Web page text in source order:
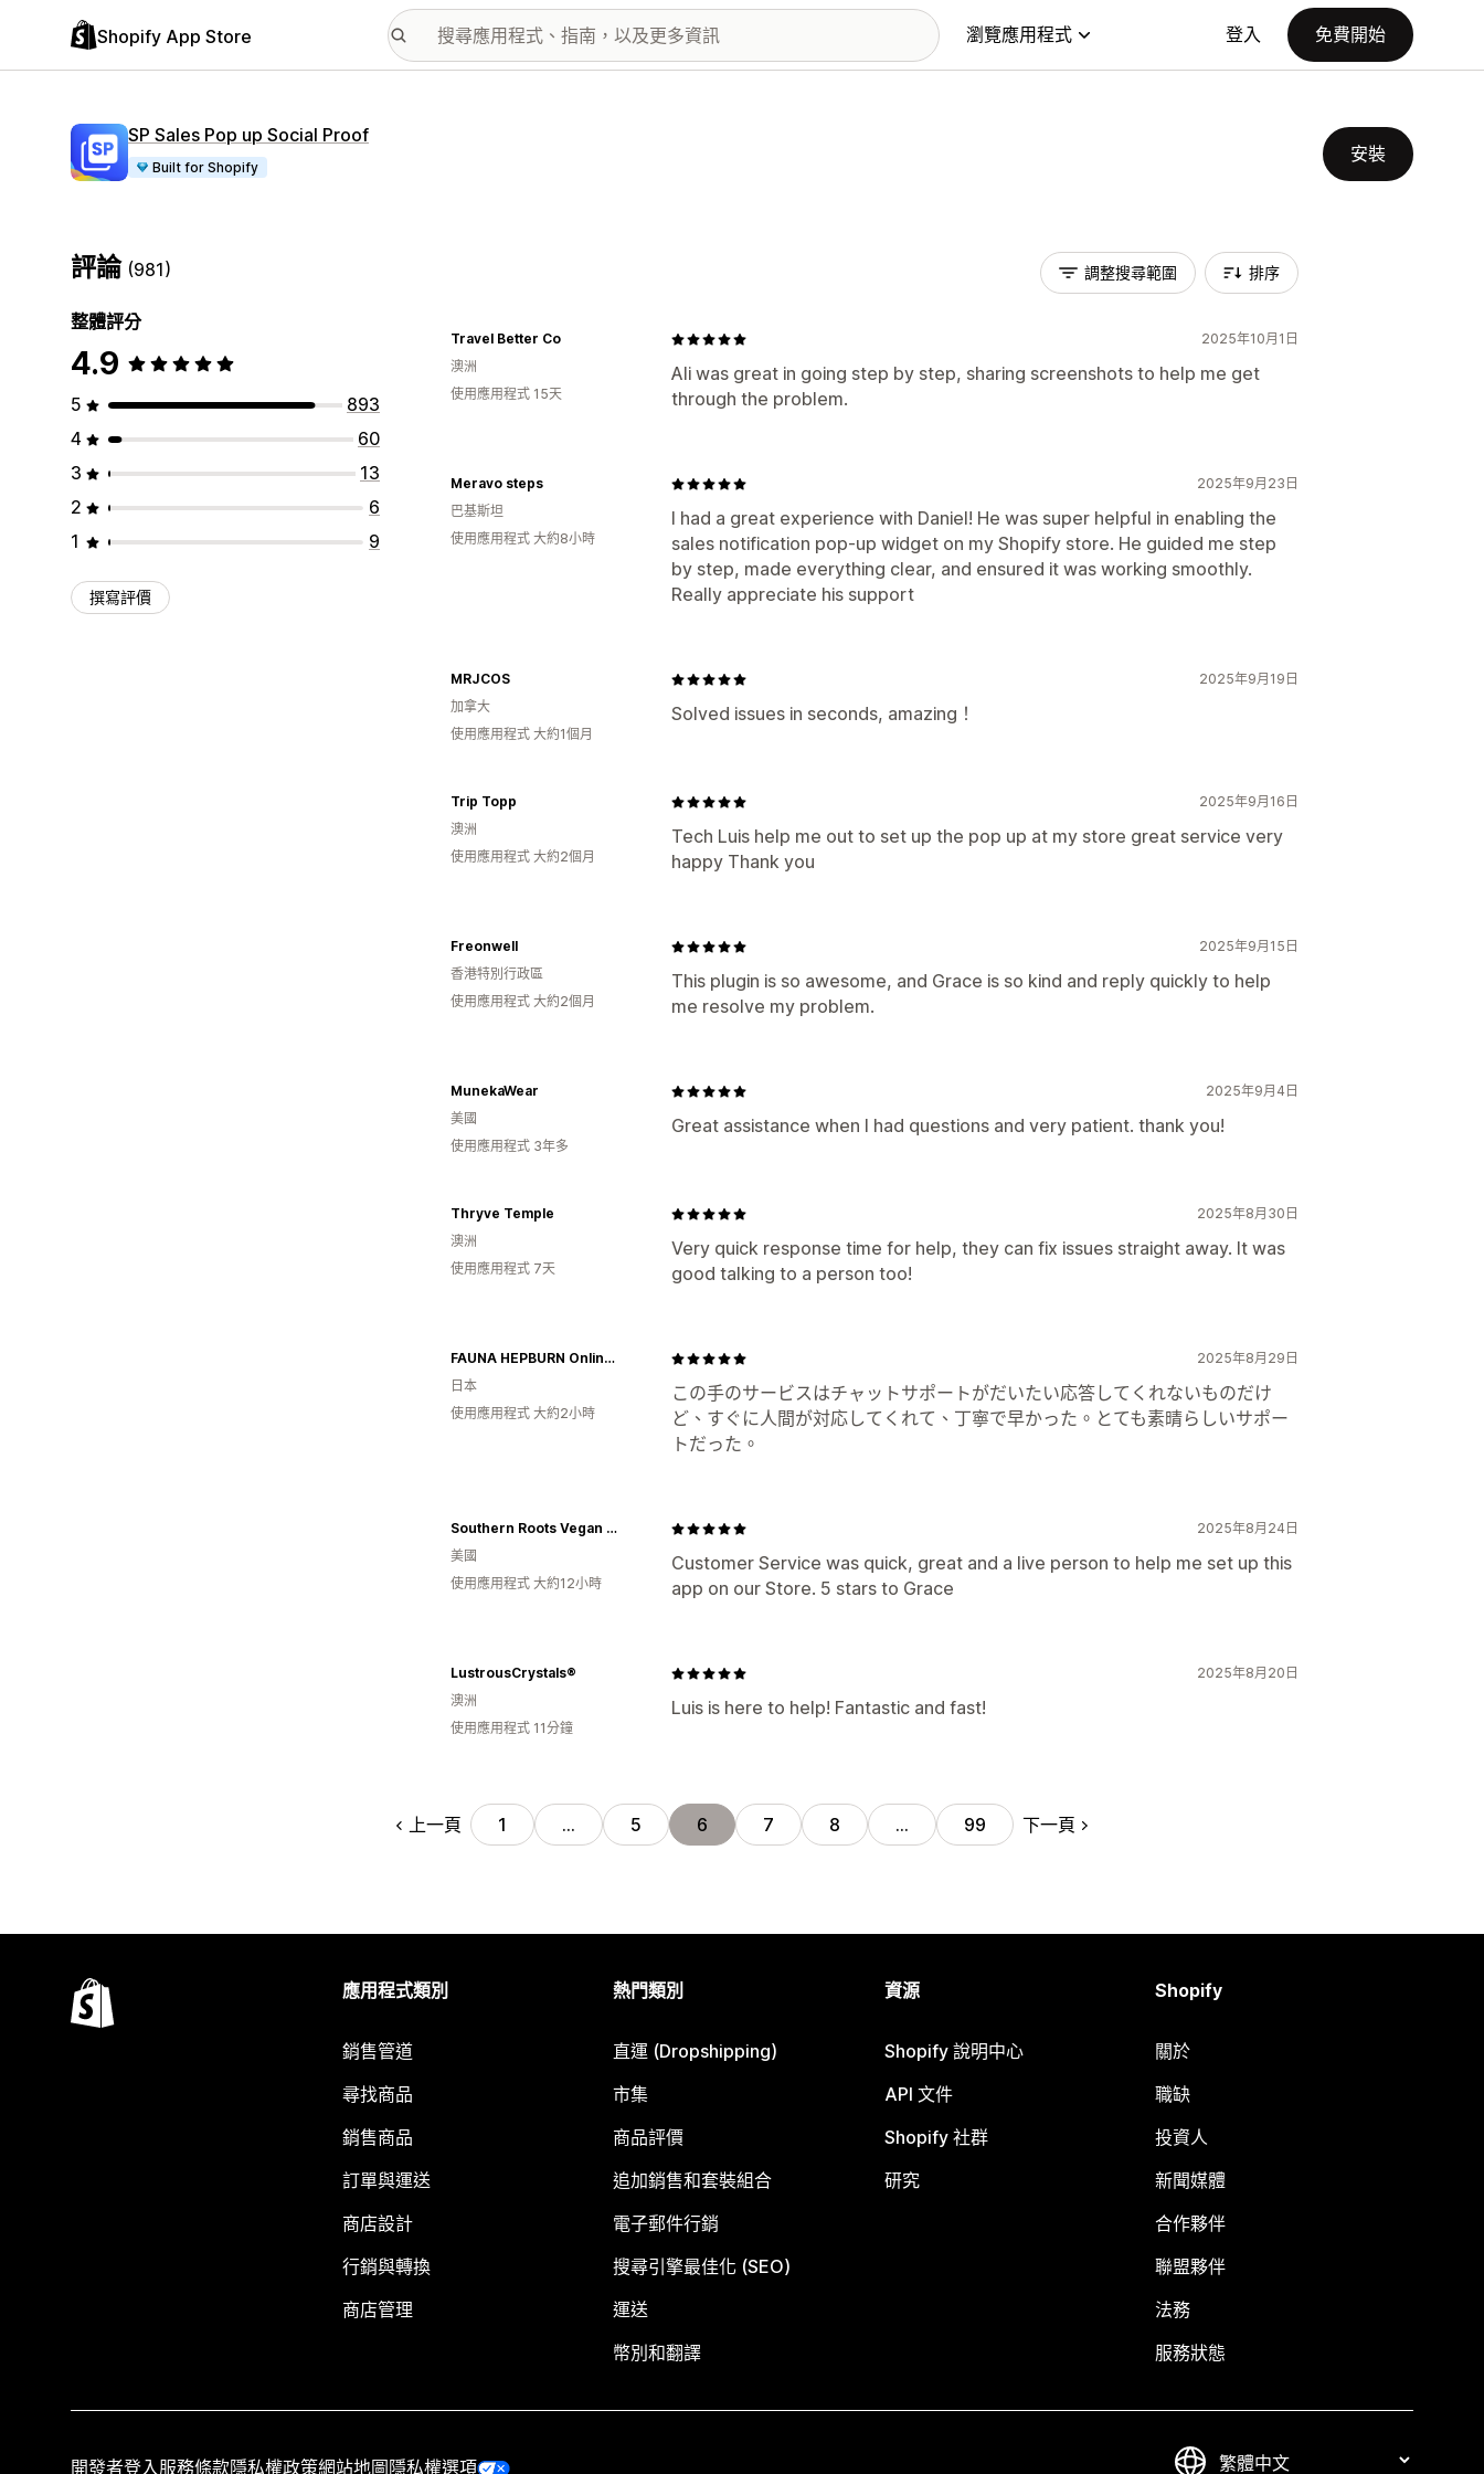
Shopify App Store 瀏覽應用程式 登入 免費開始
SP Sales Pop up Social Proof
Built for Shopify
安裝
評論 (981)
整體評分
4.9
5
893
4
60
3
13
2
6
1
9
撰寫評價
調整搜尋範圍 排序
2025年10月1日
Ali was great in going step by step, sharing screenshots to help me get
through the problem.
Travel Better Co
澳洲
使用應用程式 15天
2025年9月23日
I had a great experience with Daniel! He was super helpful in enabling the
sales notification pop-up widget on my Shopify store. He guided me step
by step, made everything clear, and ensured it was working smoothly.
Really appreciate his support
Meravo steps
巴基斯坦
使用應用程式 大約8小時
2025年9月19日
Solved issues in seconds, amazing！
MRJCOS
加拿大
使用應用程式 大約1個月
2025年9月16日
Tech Luis help me out to set up the pop up at my store great service very
happy Thank you
Trip Topp
澳洲
使用應用程式 大約2個月
2025年9月15日
This plugin is so awesome, and Grace is so kind and reply quickly to help
me resolve my problem.
Freonwell
香港特別行政區
使用應用程式 大約2個月
2025年9月4日
Great assistance when I had questions and very patient. thank you!
MunekaWear
美國
使用應用程式 3年多
2025年8月30日
Very quick response time for help, they can fix issues straight away. It was
good talking to a person too!
Thryve Temple
澳洲
使用應用程式 7天
2025年8月29日
この手のサービスはチャットサポートがだいたい応答してくれないものだけ
ど、すぐに人間が対応してくれて、丁寧で早かった。とても素晴らしいサポー
トだった。
FAUNA HEPBURN Online Boutique
日本
使用應用程式 大約2小時
2025年8月24日
Customer Service was quick, great and a live person to help me set up this
app on our Store. 5 stars to Grace
Southern Roots Vegan Bakery
美國
使用應用程式 大約12小時
2025年8月20日
Luis is here to help! Fantastic and fast!
LustrousCrystals®
澳洲
使用應用程式 11分鐘
上一頁 1 … 5 6 7 8 … 99 下一頁
應用程式類別
銷售管道
尋找商品
銷售商品
訂單與運送
商店設計
行銷與轉換
商店管理
熱門類別
直運 (Dropshipping)
市集
商品評價
追加銷售和套裝組合
電子郵件行銷
搜尋引擎最佳化 (SEO)
運送
幣別和翻譯
資源
Shopify 說明中心
API 文件
Shopify 社群
研究
Shopify
關於
職缺
投資人
新聞媒體
合作夥伴
聯盟夥伴
法務
服務狀態
開發者登入服務條款隱私權政策網站地圖 隱私權選項